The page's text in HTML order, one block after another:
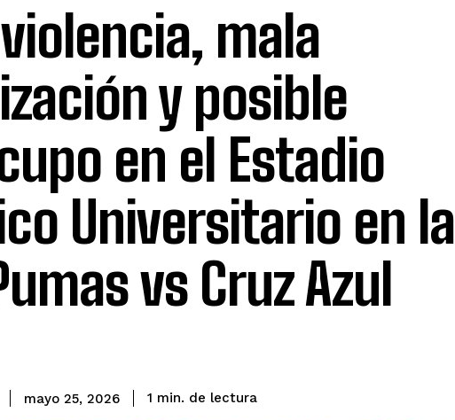
mala
y posible
en el Estadio
Universitario en la
vs Cruz Azul
mayo 25, 2026 1 min. de lectura